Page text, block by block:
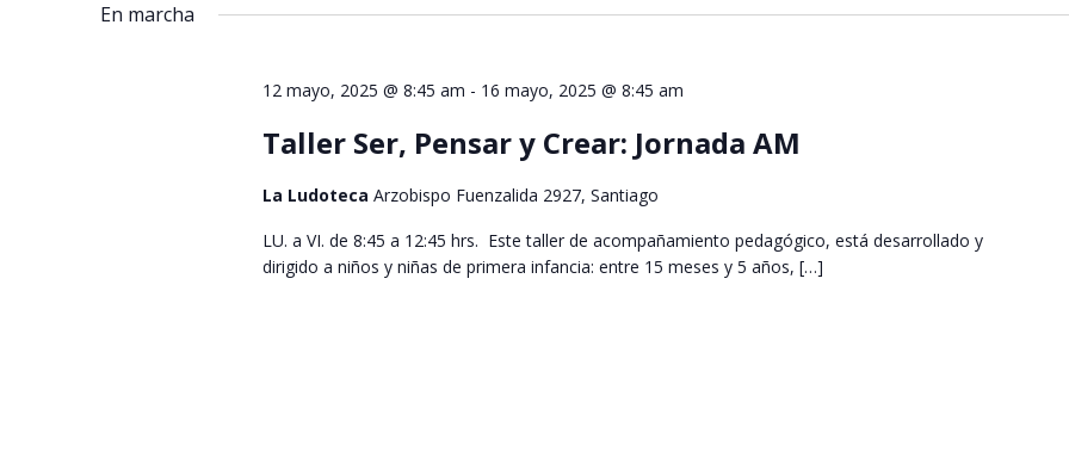
de
En marcha
12 mayo, 2025 @ 8:45 am - 16 mayo, 2025 @ 8:45 am
Taller Ser, Pensar y Crear: Jornada AM
La Ludoteca Arzobispo Fuenzalida 2927, Santiago
LU. a VI. de 8:45 a 12:45 hrs. Este taller de acompañamiento pedagógico, está desarrollado y
dirigido a niños y niñas de primera infancia: entre 15 meses y 5 años, […]